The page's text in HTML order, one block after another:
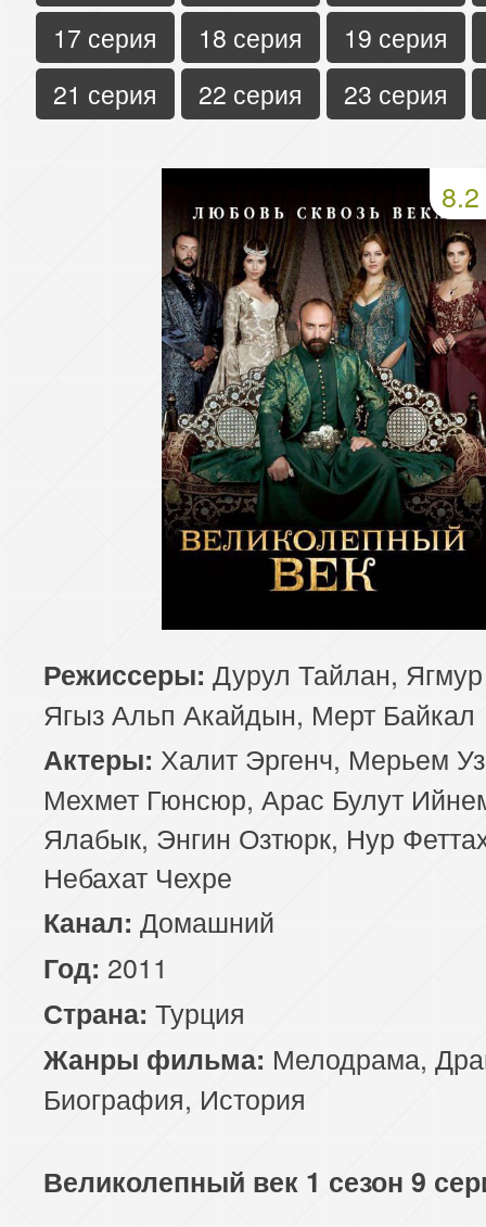
17 серия
18 серия
19 серия
21 серия
22 серия 23 серия
8.2
Режиссеры: Дурул Тайлан,
Ягыз Альп Акайдын, Мерт Байкал
Актеры: Халит Эргенч, Мерьем
Мехмет Гюнсюр, Арас Булут
Ялабык, Энгин Озтюрк, Нур
Небахат Чехре
Канал: Домашний
Год: 2011
Страна: Турция
Жанры фильма: Мелодрама,
Биография, История
Великолепный век 1 сезон 9